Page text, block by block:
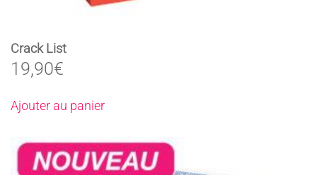
Crack List
19,90€
Ajouter au panier